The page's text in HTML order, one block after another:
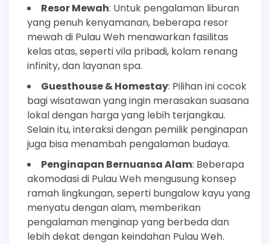
Resor Mewah: Untuk pengalaman liburan
yang penuh kenyamanan, beberapa resor
mewah di Pulau Weh menawarkan fasilitas
kelas atas, seperti vila pribadi, kolam renang
infinity, dan layanan spa.
Guesthouse & Homestay: Pilihan ini cocok
bagi wisatawan yang ingin merasakan suasana
lokal dengan harga yang lebih terjangkau.
Selain itu, interaksi dengan pemilik penginapan
juga bisa menambah pengalaman budaya.
Penginapan Bernuansa Alam: Beberapa
akomodasi di Pulau Weh mengusung konsep
ramah lingkungan, seperti bungalow kayu yang
menyatu dengan alam, memberikan
pengalaman menginap yang berbeda dan
lebih dekat dengan keindahan Pulau Weh.